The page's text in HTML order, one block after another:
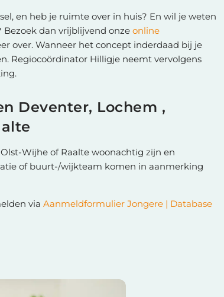
en heb je ruimte over in huis? En wil je weten
dan vrijblijvend onze online
over. Wanneer het concept inderdaad bij je
Regiocoördinator Hilligje neemt vervolgens
Deventer, Lochem ,
Wijhe of Raalte woonachtig zijn en
of buurt-/wijkteam komen in aanmerking
via Aanmeldformulier Jongere | Database